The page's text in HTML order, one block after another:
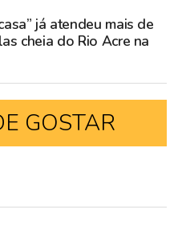
já atendeu mais de
cheia do Rio Acre na
GOSTAR